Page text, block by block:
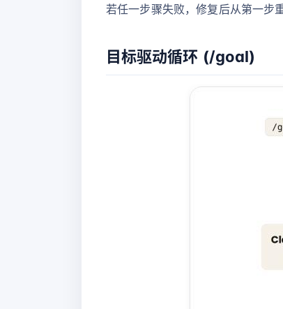
若任一步骤失败，修复后从第一步
目标驱动循环 (/goal)